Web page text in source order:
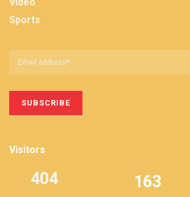
Sports
Visitors
404 163